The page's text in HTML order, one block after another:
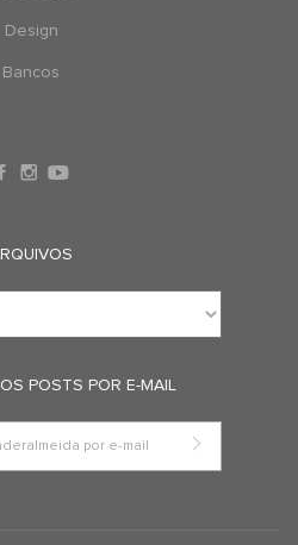
Design
Bancos
POSTS POR E-MAIL